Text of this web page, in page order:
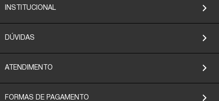
INSTITUCIONAL
DÚVIDAS
ATENDIMENTO
FORMAS DE PAGAMENTO